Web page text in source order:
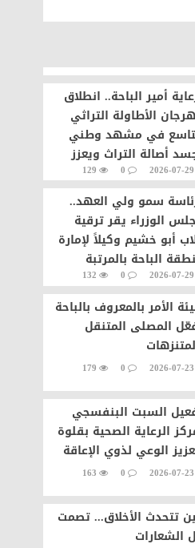
أمير الباحة.. انطلاق
الأطاولة التراثي
في مشهد وطني
أصالة التراث ويعزز
السياحي2026-07-29
0
129
سمو ولي العهد..
الوزراء يقر ترقية
أبو خشيم وكيلاً لإمارة
الباحة بالمرتبة
عشرة2026-07-29
0
132
الأمر بالمعروف بالباحة
المصلى المتنقل
2026-07-23
0
179
السبت البنفسجي
الرعاية الصحية بقلوة
الوعي لذوي الإعاقة
2026-07-23
0
163
تتحدث الأخلاق... تصمت
الشعارات